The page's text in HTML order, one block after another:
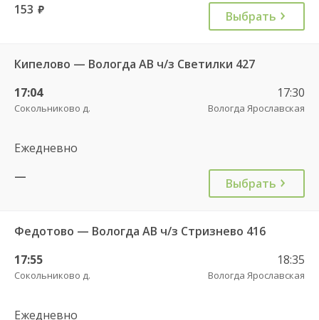
153 руб. Выбрать
Кипелово — Вологда АВ ч/з Светилки 427
17:04
Сокольниково д.
17:30
Вологда Ярославская
Ежедневно
—
Выбрать
Федотово — Вологда АВ ч/з Стризнево 416
17:55
Сокольниково д.
18:35
Вологда Ярославская
Ежедневно